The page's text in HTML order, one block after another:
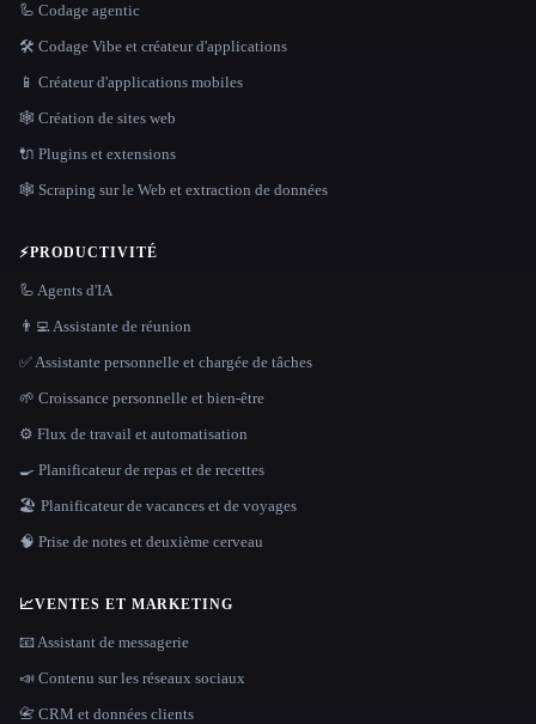
🦾 Codage agentic
🛠️ Codage Vibe et créateur d'applications
📱 Créateur d'applications mobiles
🕸 Création de sites web
🔌 Plugins et extensions
🕸️ Scraping sur le Web et extraction de données
⚡PRODUCTIVITÉ
🦾 Agents d'IA
👨‍💻 Assistante de réunion
✅ Assistante personnelle et chargée de tâches
🌱 Croissance personnelle et bien-être
⚙️ Flux de travail et automatisation
🍳 Planificateur de repas et de recettes
🏖 Planificateur de vacances et de voyages
🧠 Prise de notes et deuxième cerveau
📈VENTES ET MARKETING
📧 Assistant de messagerie
📣 Contenu sur les réseaux sociaux
📇 CRM et données clients